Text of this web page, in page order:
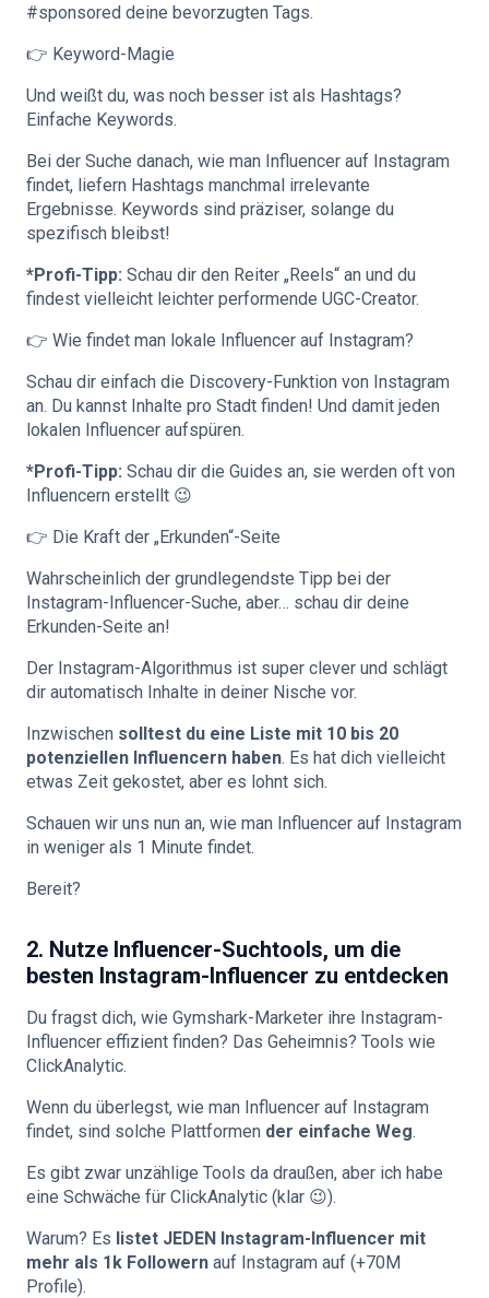
#sponsored deine bevorzugten Tags.
👉 Keyword-Magie
Und weißt du, was noch besser ist als Hashtags?
Einfache Keywords.
Bei der Suche danach, wie man Influencer auf Instagram
findet, liefern Hashtags manchmal irrelevante
Ergebnisse. Keywords sind präziser, solange du
spezifisch bleibst!
*Profi-Tipp: Schau dir den Reiter „Reels“ an und du
findest vielleicht leichter performende UGC-Creator.
👉 Wie findet man lokale Influencer auf Instagram?
Schau dir einfach die Discovery-Funktion von Instagram
an. Du kannst Inhalte pro Stadt finden! Und damit jeden
lokalen Influencer aufspüren.
*Profi-Tipp: Schau dir die Guides an, sie werden oft von
Influencern erstellt 😉
👉 Die Kraft der „Erkunden“-Seite
Wahrscheinlich der grundlegendste Tipp bei der
Instagram-Influencer-Suche, aber… schau dir deine
Erkunden-Seite an!
Der Instagram-Algorithmus ist super clever und schlägt
dir automatisch Inhalte in deiner Nische vor.
Inzwischen solltest du eine Liste mit 10 bis 20
potenziellen Influencern haben. Es hat dich vielleicht
etwas Zeit gekostet, aber es lohnt sich.
Schauen wir uns nun an, wie man Influencer auf Instagram
in weniger als 1 Minute findet.
Bereit?
2. Nutze Influencer-Suchtools, um die
besten Instagram-Influencer zu entdecken
Du fragst dich, wie Gymshark-Marketer ihre Instagram-
Influencer effizient finden? Das Geheimnis? Tools wie
ClickAnalytic.
Wenn du überlegst, wie man Influencer auf Instagram
findet, sind solche Plattformen der einfache Weg.
Es gibt zwar unzählige Tools da draußen, aber ich habe
eine Schwäche für ClickAnalytic (klar 😉).
Warum? Es listet JEDEN Instagram-Influencer mit
mehr als 1k Followern auf Instagram auf (+70M
Profile).